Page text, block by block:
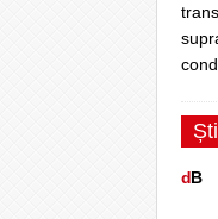
dB